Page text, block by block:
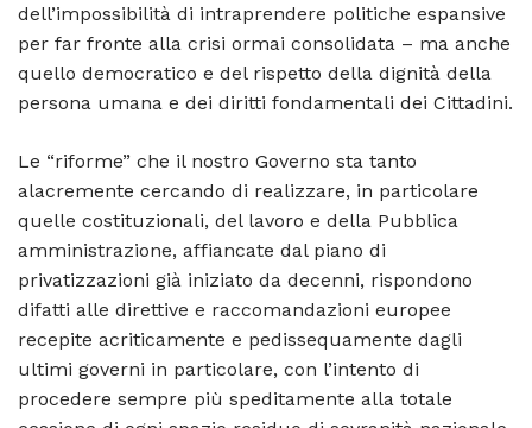
dell’impossibilità di intraprendere politiche espansive
per far fronte alla crisi ormai consolidata – ma anche
quello democratico e del rispetto della dignità della
persona umana e dei diritti fondamentali dei Cittadini.
Le “riforme” che il nostro Governo sta tanto
alacremente cercando di realizzare, in particolare
quelle costituzionali, del lavoro e della Pubblica
amministrazione, affiancate dal piano di
privatizzazioni già iniziato da decenni, rispondono
difatti alle direttive e raccomandazioni europee
recepite acriticamente e pedissequamente dagli
ultimi governi in particolare, con l’intento di
procedere sempre più speditamente alla totale